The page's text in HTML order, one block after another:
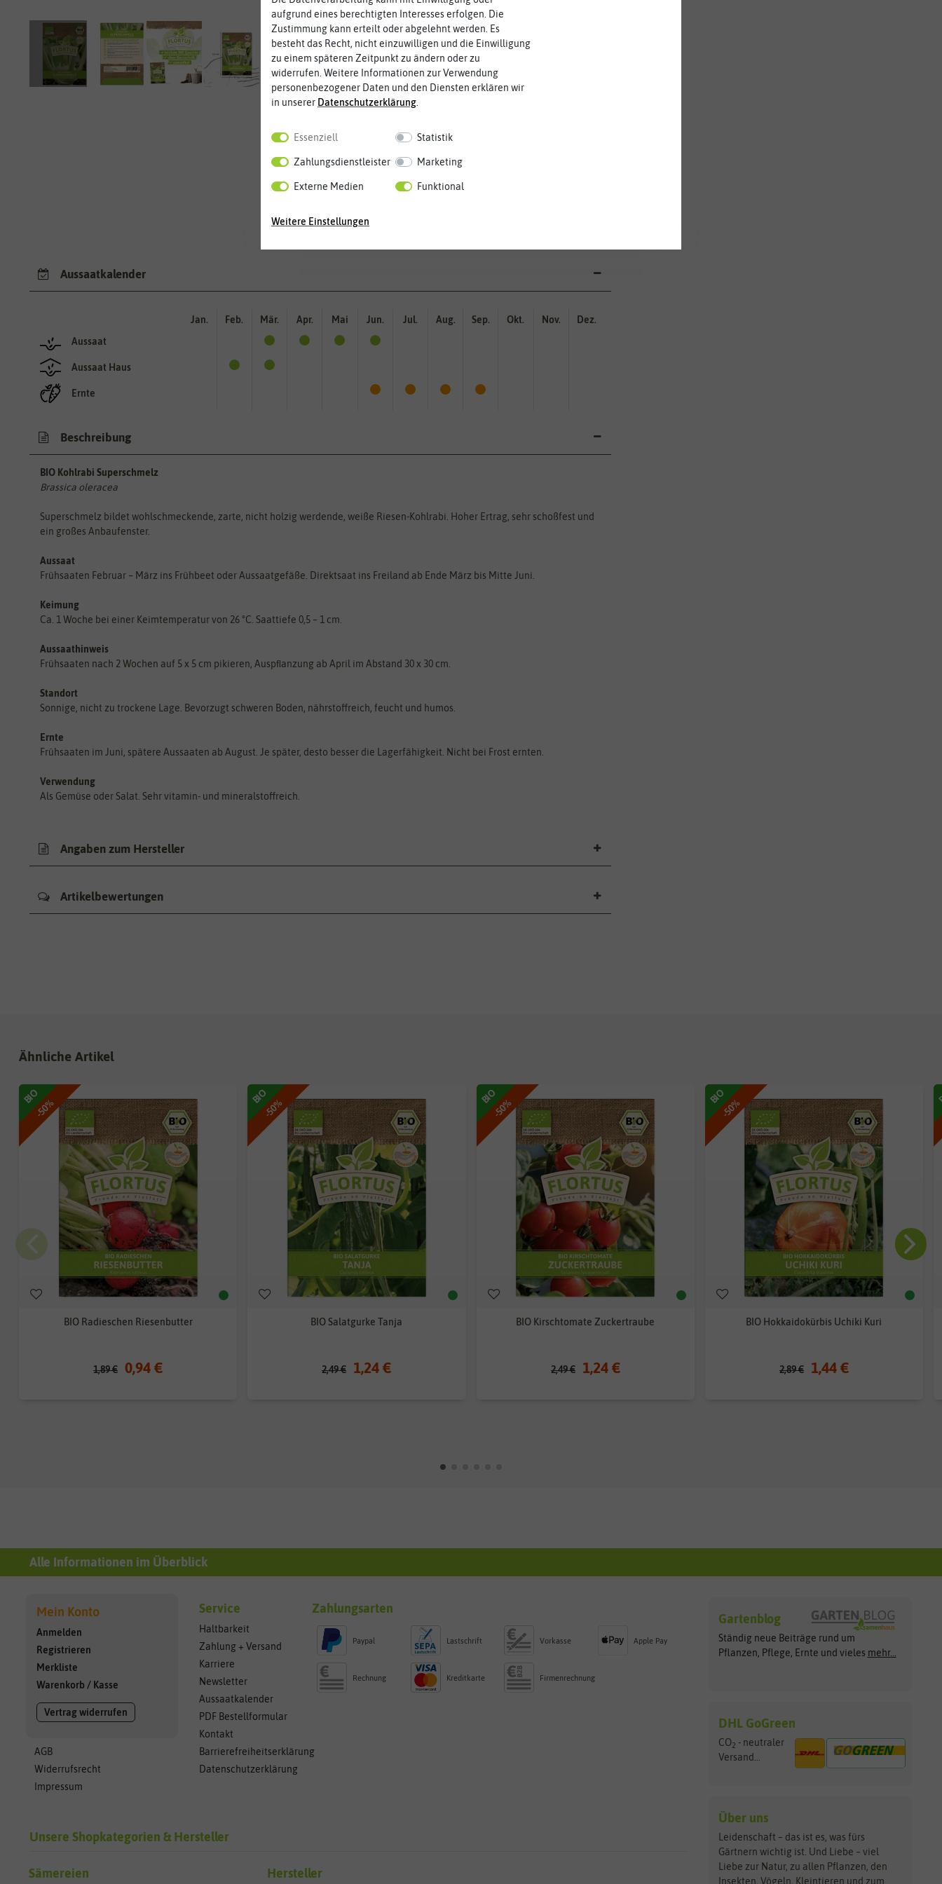
Keimzeit
Keimblattpaar zeigt?
Keimtemperatur
15-20 °C
Welcher Temperatur­bereich ist
für die Keimung des Samenkorns
am idealsten?
Reifezeit
Fruchtfarbe
grün
sie nach dem Reifungsprozess hat.
Aussaatkalender
Aussaat
Aussaat Haus
Ernte
Jan. Feb. Mär. Apr. Mai Jun. Jul. Aug. Sep. Okt. Nov. Dez.
Beschreibung
BIO Kohlrabi Superschmelz
Brassica oleracea
Superschmelz bildet wohlschmeckende, zarte, nicht holzig werdende, weiße Riesen-Kohlrabi. Hoher Ertrag, sehr schoßfest und
ein großes Anbaufenster.
Aussaat
Frühsaaten Februar – März ins Frühbeet oder Aussaatgefäße. Direktsaat ins Freiland ab Ende März bis Mitte Juni.
Keimung
Ca. 1 Woche bei einer Keimtemperatur von 26 °C. Saattiefe 0,5 – 1 cm.
Aussaathinweis
Frühsaaten nach 2 Wochen auf 5 x 5 cm pikieren, Auspﬂanzung ab April im Abstand 30 x 30 cm.
Standort
Sonnige, nicht zu trockene Lage. Bevorzugt schweren Boden, nährstoffreich, feucht und humos.
Ernte
Frühsaaten im Juni, spätere Aussaaten ab August. Je später, desto besser die Lagerfähigkeit. Nicht bei Frost ernten.
Verwendung
Als Gemüse oder Salat. Sehr vitamin- und mineralstoffreich.
Angaben zum Hersteller
Artikelbewertungen
Ähnliche Artikel
-50%
BIO
BIO Radieschen Riesenbutter
1,89 € 0,94 €
-50%
BIO
BIO Salatgurke Tanja
2,49 € 1,24 €
-50%
BIO
BIO Kirschtomate Zuckertraube
2,49 € 1,24 €
-50%
BIO
BIO Hokkaidokürbis Uchiki Kuri
2,89 € 1,44 €
Alle Informationen im Überblick
Mein Konto
Anmelden
Registrieren
Merkliste
Warenkorb / Kasse
Vertrag widerrufen
AGB
Widerrufsrecht
Impressum
Service
Haltbarkeit
Zahlung + Versand
Karriere
Newsletter
Aussaatkalender
PDF Bestellformular
Kontakt
Barrierefreiheitserklärung
Datenschutzerklärung
Zahlungsarten
Paypal Lastschrift Vorkasse Apple Pay
Rechnung Kreditkarte Firmenrechnung
Unsere Shopkategorien & Hersteller
Sämereien Hersteller
Gartenblog
Ständig neue Beiträge rund um
Pflanzen, Pflege, Ernte und vieles mehr...
DHL GoGreen
CO2 - neutraler
Versand...
Über uns
Leidenschaft – das ist es, was fürs
Gärtnern wichtig ist. Und Liebe – viel
Liebe zur Natur, zu allen Pflanzen, den
Insekten, Vögeln, Kleintieren und zum
aufgrund eines berechtigten Interesses erfolgen. Die
Zustimmung kann erteilt oder abgelehnt werden. Es
besteht das Recht, nicht einzuwilligen und die Einwilligung
zu einem späteren Zeitpunkt zu ändern oder zu
widerrufen. Weitere Informationen zur Verwendung
personenbezogener Daten und den Diensten erklären wir
in unserer Daten­schutz­erklärung
Essenziell Statistik
Zahlungsdienstleister Marketing
Externe Medien Funktional
Weitere Einstellungen